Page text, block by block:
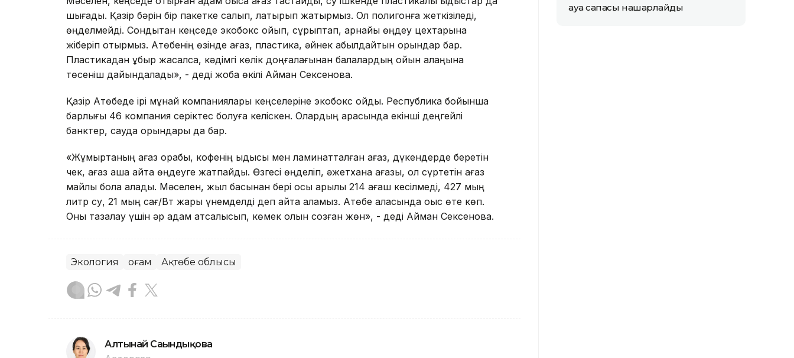
шығады. Қазір бәрін бір пакетке салып, лақтырып жатырмыз. Ол полигонға жеткізіледі,
өңделмейді. Сондықтан кеңседе экобокс қойып, сұрыптап, арнайы өңдеу цехтарына
жіберіп отырмыз. Ақтөбенің өзінде қағаз, пластика, әйнек қабылдайтын орындар бар.
Пластикадан құбыр жасалса, кәдімгі көлік доңғалағынан балалардың ойын алаңына
төсеніш дайындалады», - деді жоба өкілі Айман Сексенова.
Қазір Ақтөбеде ірі мұнай компаниялары кеңселеріне экобокс қойды. Республика бойынша
барлығы 46 компания серіктес болуға келіскен. Олардың арасында екінші деңгейлі
банктер, сауда орындары да бар.
«Жұмыртқаның қағаз қорабы, кофенің ыдысы мен ламинатталған қағаз, дүкендерде беретін
чек, қағаз ақша қайта өңдеуге жатпайды. Өзгесі өңделіп, әжетхана қағазы, қол сүртетін қағаз
майлық бола алады. Мәселен, жыл басынан бері осы арқылы 214 ағаш кесілмеді, 427 мың
литр су, 21 мың сағ/Вт жарық үнемделді деп айта аламыз. Ақтөбе қаласында қоқыс өте көп.
Оны тазалау үшін әр адам атсалысып, көмек қолын созған жөн», - деді Айман Сексенова.
Экология Қоғам Ақтөбе облысы
Алтынай Сағындықова
ауа сапасы нашарлайды